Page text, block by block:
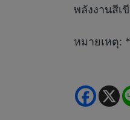
พลังงานสีเ
หมายเหตุ: